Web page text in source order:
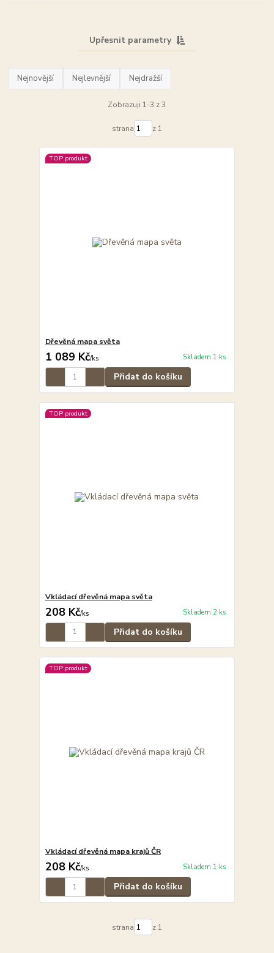
Upřesnit parametry
Nejnovější Nejlevnější Nejdražší
Zobrazuji 1-3 z 3
strana z 1
TOP produkt
Dřevěná mapa světa
1 089 Kč/ks Skladem 1 ks
Přidat do košíku
TOP produkt
Vkládací dřevěná mapa světa
208 Kč/ks Skladem 2 ks
Přidat do košíku
TOP produkt
Vkládací dřevěná mapa krajů ČR
208 Kč/ks Skladem 1 ks
Přidat do košíku
strana z 1